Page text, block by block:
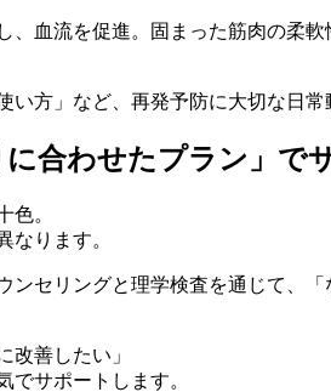
血流を促進。固まった筋肉の柔軟
い方」など、再発予防に大切な日
合わせたプラン」で
色。
なります。
ンセリングと理学検査を通じて、
改善したい」
でサポートします。